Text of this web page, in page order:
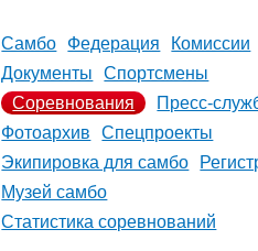
Самбо Федерация
Комиссии
Документы
Спортсмены
Соревнования
Пресс-
Фотоархив
Спецпроекты
Экипировка для самбо
Музей самбо
Статистика соревнований